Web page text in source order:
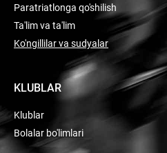
Paratriatlonga qo'shilish
Ta'lim va ta'lim
Ko'ngillilar va sudyalar
KLUBLAR
Klublar
Bolalar bo'limlari